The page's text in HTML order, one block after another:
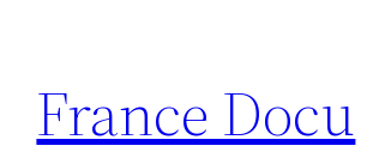
contenu
France Docu